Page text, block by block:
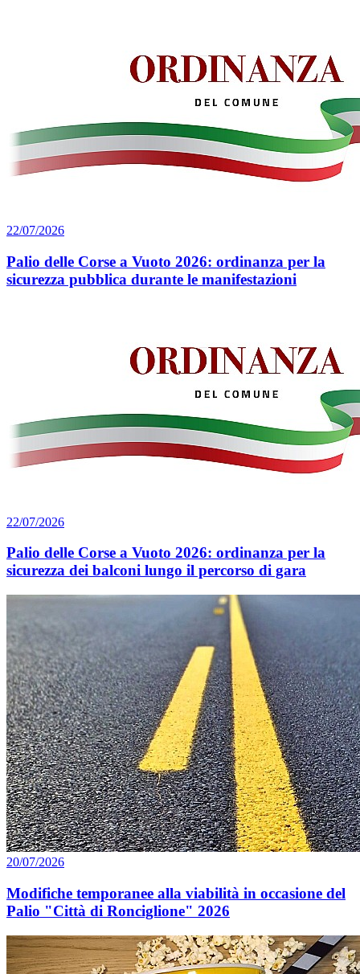
22/07/2026
Palio delle Corse a Vuoto 2026: ordinanza per la
sicurezza pubblica durante le manifestazioni
22/07/2026
Palio delle Corse a Vuoto 2026: ordinanza per la
sicurezza dei balconi lungo il percorso di gara
20/07/2026
Modifiche temporanee alla viabilità in occasione del
Palio "Città di Ronciglione" 2026